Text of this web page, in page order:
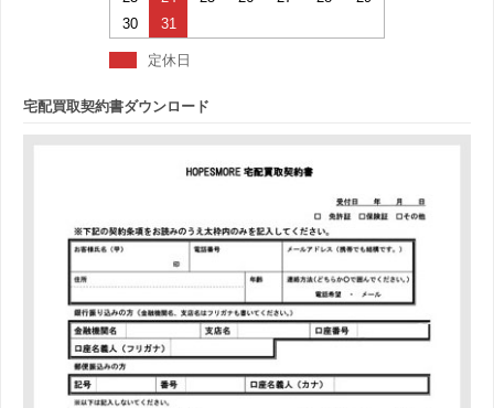
30
31
定休日
宅配買取契約書ダウンロード